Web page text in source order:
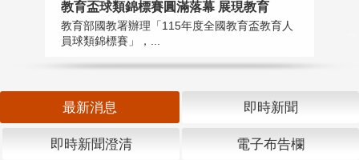
教育盃球類錦標賽圓滿落幕 展現教育
教育部國教署辦理「115年度全國教育盃教育人
員球類錦標賽」，...
最新消息 即時新聞
即時新聞澄清 電子布告欄